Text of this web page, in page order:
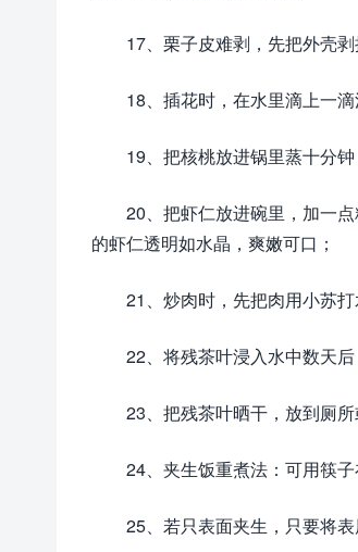
17、栗子皮难剥，先把外壳
18、插花时，在水里滴上一
19、把核桃放进锅里蒸十分
20、把虾仁放进碗里，加一
的虾仁透明如水晶，爽嫩可口；
21、炒肉时，先把肉用小苏
22、将残茶叶浸入水中数天
23、把残茶叶晒干，放到厕
24、夹生饭重煮法：可用筷
25、若只表面夹生，只要将